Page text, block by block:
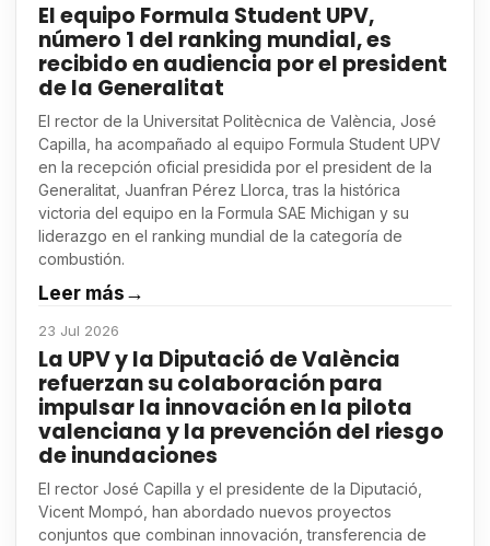
El equipo Formula Student UPV,
número 1 del ranking mundial, es
recibido en audiencia por el president
de la Generalitat
El rector de la Universitat Politècnica de València, José
Capilla, ha acompañado al equipo Formula Student UPV
en la recepción oficial presidida por el president de la
Generalitat, Juanfran Pérez Llorca, tras la histórica
victoria del equipo en la Formula SAE Michigan y su
liderazgo en el ranking mundial de la categoría de
combustión.
Leer más→
23 Jul 2026
La UPV y la Diputació de València
refuerzan su colaboración para
impulsar la innovación en la pilota
valenciana y la prevención del riesgo
de inundaciones
El rector José Capilla y el presidente de la Diputació,
Vicent Mompó, han abordado nuevos proyectos
conjuntos que combinan innovación, transferencia de